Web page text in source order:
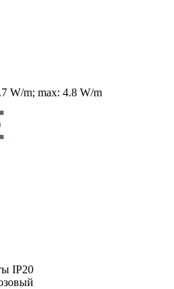
W/m; max: 4.8 W/m
IP20